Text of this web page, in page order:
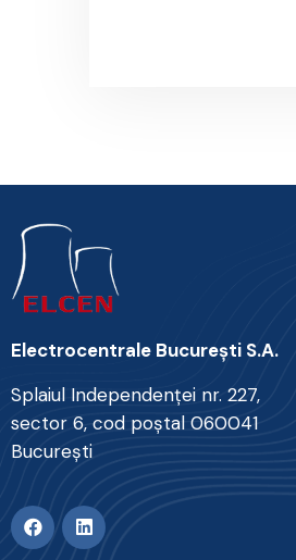
Electrocentrale Bucureşti S.A.
Splaiul Independenţei nr. 227,
sector 6, cod poştal 060041
Bucureşti